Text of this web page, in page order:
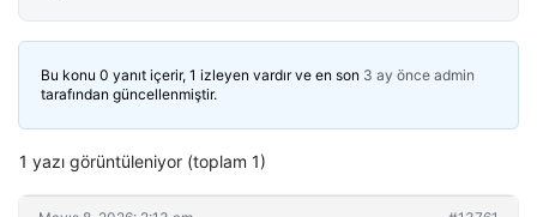
Bu konu 0 yanıt içerir, 1 izleyen vardır ve en son 3 ay önce admin
tarafından güncellenmiştir.
1 yazı görüntüleniyor (toplam 1)